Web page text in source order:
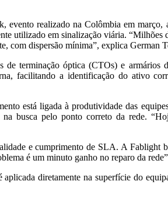
evento realizado na Colômbia em março,
utilizado em sinalização viária.
com dispersão mínima”, explica German
de terminação óptica (CTOs) e armários
facilitando a identificação do ativo
está ligada à produtividade das
na busca pelo ponto correto da rede.
e cumprimento de SLA. A Fablight
é um minuto ganho no reparo da
diretamente na superfície do